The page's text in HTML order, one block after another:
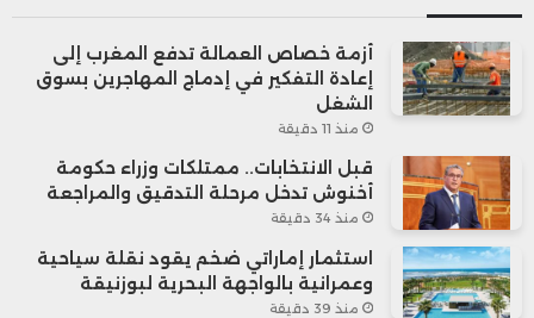
أزمة خصاص العمالة تدفع المغرب إلى
إعادة التفكير في إدماج المهاجرين بسوق
الشغل
منذ 11 دقيقة
قبل الانتخابات.. ممتلكات وزراء حكومة
أخنوش تدخل مرحلة التدقيق والمراجعة
منذ 34 دقيقة
استثمار إماراتي ضخم يقود نقلة سياحية
وعمرانية بالواجهة البحرية لبوزنيقة
منذ 39 دقيقة